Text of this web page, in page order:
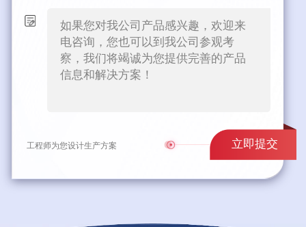
工程师为您设计生产方案 立即提交